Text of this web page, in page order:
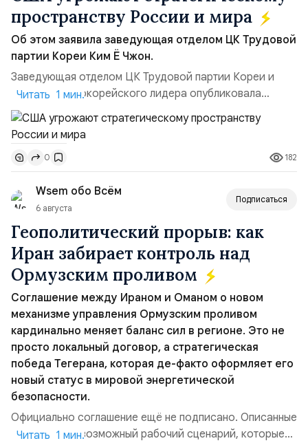
пространству России и мира
Об этом заявила заведующая отделом ЦК Трудовой
партии Кореи Ким Ё Чжон.
Заведующая отделом ЦК Трудовой партии Кореи и
сестра северокорейского лидера опубликовала
заявление для прессы в ответ на проведение Токио
совместных с флотом США запусков крылатых ракет
Томагавк.«Япония отбросила обманчивую видимость
„исключительно оборонительной страны“ и выносит
вопрос о собственном ядерном вооружении на
всеобщее обозрение, одновреме...
Читать 1 мин.
0 182
Wsem обо Всём
6 августа
Подписаться
Геополитический прорыв: как
Иран забирает контроль над
Ормузским проливом
Соглашение между Ираном и Оманом о новом
механизме управления Ормузским проливом
кардинально меняет баланс сил в регионе. Это не
просто локальный договор, а стратегическая
победа Тегерана, которая де-факто оформляет его
новый статус в мировой энергетической
безопасности.
Официально соглашение ещё не подписано. Описанные
пункты — это возможный рабочий сценарий, которые
Читать 1 мин.